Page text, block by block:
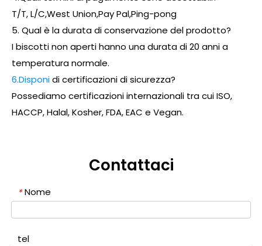
T/T, L/C,West Union,Pay Pal,Ping-pong
5. Qual è la durata di conservazione del prodotto?
I biscotti non aperti hanno una durata di 20 anni a
temperatura normale.
6.Disponidi certificazioni di sicurezza?
Possediamo certificazioni internazionali tra cui ISO,
HACCP, Halal, Kosher, FDA, EAC e Vegan.
Contattaci
* Nome
tel